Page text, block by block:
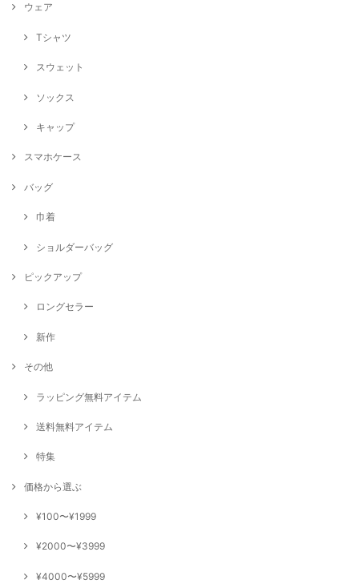
ウェア
Tシャツ
スウェット
ソックス
キャップ
スマホケース
バッグ
巾着
ショルダーバッグ
ピックアップ
ロングセラー
新作
その他
ラッピング無料アイテム
送料無料アイテム
特集
価格から選ぶ
¥100〜¥1999
¥2000〜¥3999
¥4000〜¥5999